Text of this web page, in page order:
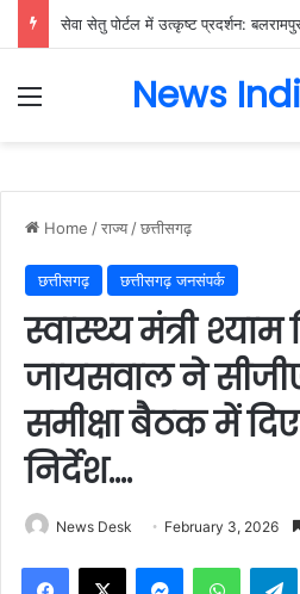
Menu News
Home /राज्य /छत्तीसगढ़
छत्तीसगढ़ छत्तीसगढ़ जनसंपर्क
स्वास्थ्य मंत्री श्याम
जायसवाल ने
समीक्षा बैठक में
निर्देश….
News Desk February 3, 2026
Facebook
X Messenger